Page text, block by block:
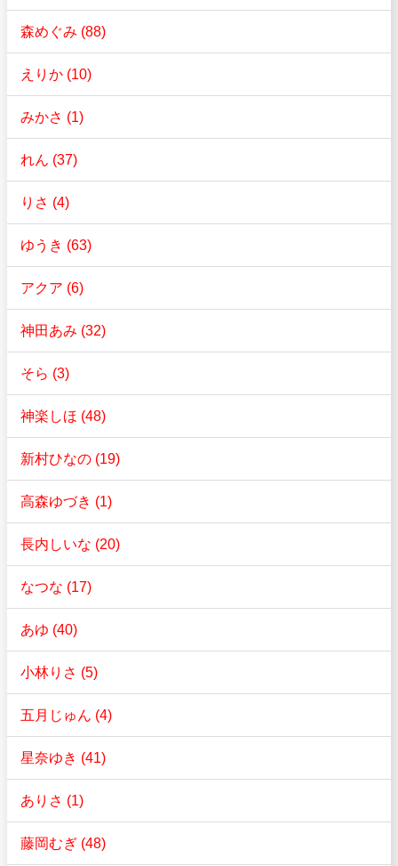
森めぐみ (88)
えりか (10)
みかさ (1)
れん (37)
りさ (4)
ゆうき (63)
アクア (6)
神田あみ (32)
そら (3)
神楽しほ (48)
新村ひなの (19)
高森ゆづき (1)
長内しいな (20)
なつな (17)
あゆ (40)
小林りさ (5)
五月じゅん (4)
星奈ゆき (41)
ありさ (1)
藤岡むぎ (48)